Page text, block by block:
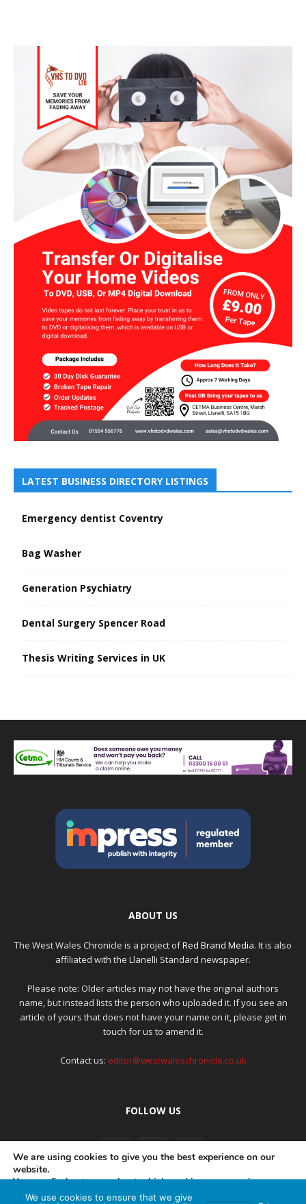
LATEST BUSINESS DIRECTORY LISTINGS
Emergency dentist Coventry
Bag Washer
Generation Psychiatry
Dental Surgery Spencer Road
Thesis Writing Services in UK
ABOUT US
The West Wales Chronicle is a project ofRed Brand Media. It is also
affiliated with the Llanelli Standard newspaper.
Please note: Older articles may not have the original authors
name, but instead lists the person who uploaded it. If you see an
article of yours that does not have your name on it, please get in
touch for us to amend it.
Contact us: editor@westwaleschronicle.co.uk
FOLLOW US
PRIVACY POLICY COMPLAINTS POLICY AI POLICY
We are using cookies to give you the best experience on our
website.
You can find out more about which cookies we are using or
switch them off insettings.
We use cookies to ensure that we give